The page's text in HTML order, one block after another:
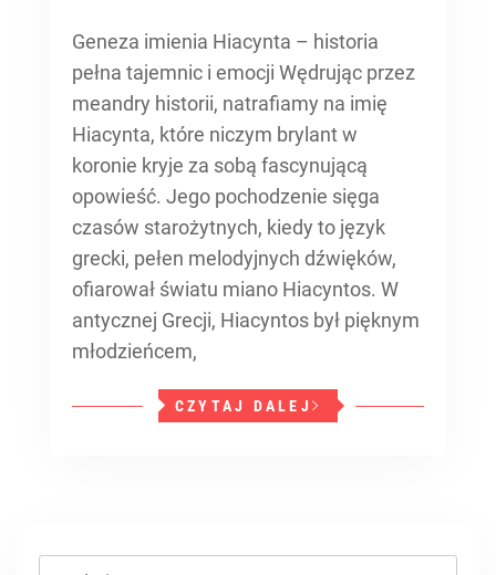
Geneza imienia Hiacynta – historia
pełna tajemnic i emocji Wędrując przez
meandry historii, natrafiamy na imię
Hiacynta, które niczym brylant w
koronie kryje za sobą fascynującą
opowieść. Jego pochodzenie sięga
czasów starożytnych, kiedy to język
grecki, pełen melodyjnych dźwięków,
ofiarował światu miano Hiacyntos. W
antycznej Grecji, Hiacyntos był pięknym
młodzieńcem,
CZYTAJ DALEJ
Szukaj: